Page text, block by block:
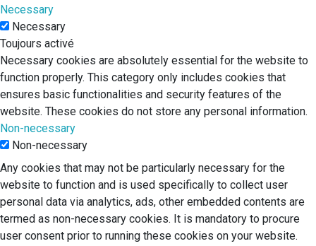
Necessary
Necessary
Toujours activé
Necessary cookies are absolutely essential for the website to
function properly. This category only includes cookies that
ensures basic functionalities and security features of the
website. These cookies do not store any personal information.
Non-necessary
Non-necessary
Any cookies that may not be particularly necessary for the
website to function and is used specifically to collect user
personal data via analytics, ads, other embedded contents are
termed as non-necessary cookies. It is mandatory to procure
user consent prior to running these cookies on your website.